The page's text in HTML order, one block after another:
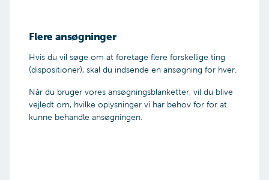
Ansøgning underskrevet af begge
forældremyndighedsindehavere. Er der kun
én forælders underskrift på ansøgningen, skal
eneforældremyndigheden, medmindre den
anden forælder er afgået ved døden
Hvis ansøgningen er underskrevet af en
Flere ansøgninger
Hvis du vil søge om at foretage flere forskellige ting
(dispositioner), skal du indsende en ansøgning for hver.
Når du bruger vores ansøgningsblanketter, vil du blive
vejledt om, hvilke oplysninger vi har behov for for at
kunne behandle ansøgningen.